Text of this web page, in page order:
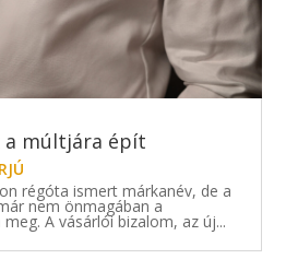
a múltjára épít
régóta ismert márkanév, de a
nem önmagában a
A vásárlói bizalom, az új...